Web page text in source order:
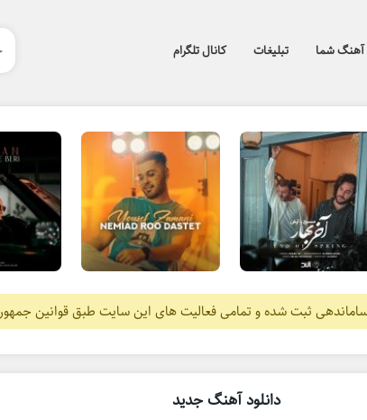
شما تبلیغات کانال تلگرام
ثبت شده و تمامی فعالیت های این سایت طبق قوانین
دانلود آهنگ جدید